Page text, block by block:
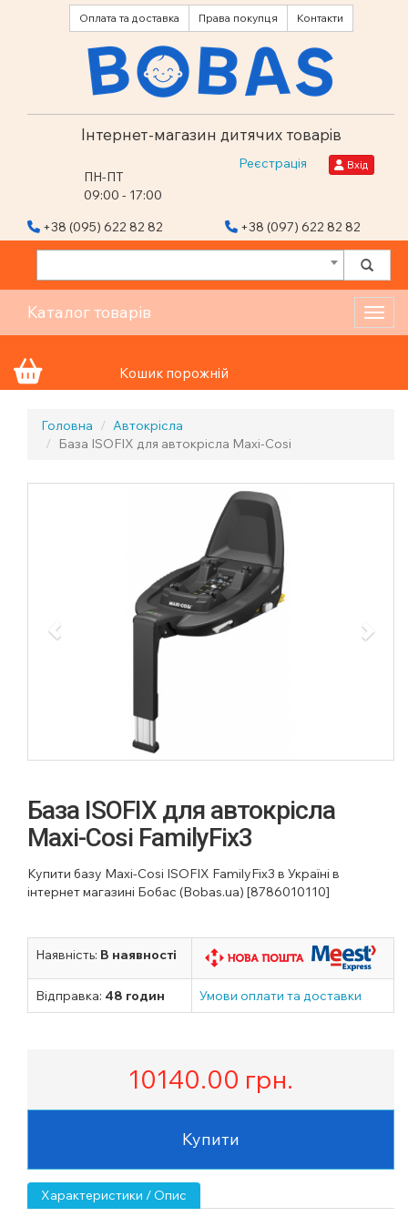
Оплата та доставка Права покупця Контакти
Інтернет-магазин дитячих товарів
ПН-ПТ
09:00 - 17:00
Реєстрація Вхід
+38 (095) 622 82 82 +38 (097) 622 82 82
Каталог товарів
Кошик порожній
Головна
Автокрісла
База ISOFIX для автокрісла Maxi-Cosi
База ISOFIX для автокрісла
Maxi-Cosi FamilyFix3
Купити базу Maxi-Cosi ISOFIX FamilyFix3 в Україні в
інтернет магазині Бобас (Bobas.ua) [8786010110]
Наявність: В наявності
Відправка: 48 годин Умови оплати та доставки
10140.00 грн.
Купити
Характеристики / Опис